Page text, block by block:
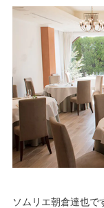
ソムリエ朝倉達也で